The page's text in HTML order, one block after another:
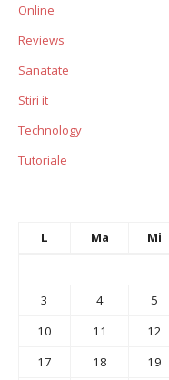
Online
Reviews
Sanatate
Stiri it
Technology
Tutoriale
L
Ma Mi
3
4 5
10
11 12
17
18 19